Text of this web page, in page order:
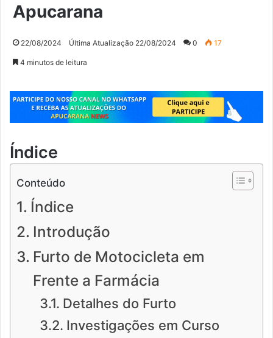
Apucarana
22/08/2024 Última Atualização 22/08/2024 0 17
4 minutos de leitura
Índice
Conteúdo
Índice
Introdução
Furto de Motocicleta em
Frente a Farmácia
Detalhes do Furto
Investigações em Curso